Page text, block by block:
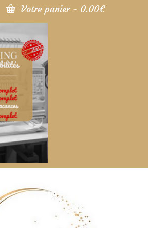
Votre panier - 0.00€